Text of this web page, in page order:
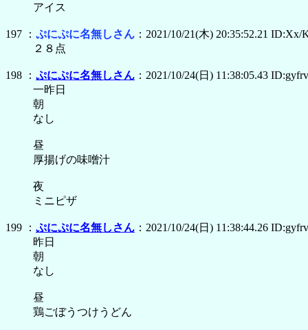
アイス
197 ： ぷにぷに名無しさん ：2021/10/21(木) 20:35:52.21 ID:Xx/
２８点
198 ： ぷにぷに名無しさん ：2021/10/24(日) 11:38:05.43
一昨日
朝
なし
昼
厚揚げの味噌汁
夜
ミニピザ
199 ： ぷにぷに名無しさん ：2021/10/24(日) 11:38:44.26
昨日
朝
なし
昼
鶏ごぼうつけうどん